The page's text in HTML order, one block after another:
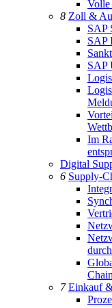
Volle
8 Zoll &
SAP
SAP
SAP
Im
Digital
6 Supply-
7Einkauf